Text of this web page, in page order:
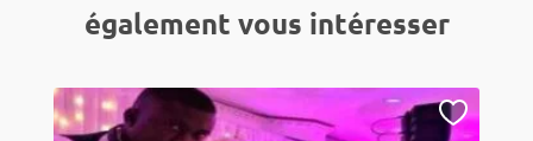
également vous intéresser